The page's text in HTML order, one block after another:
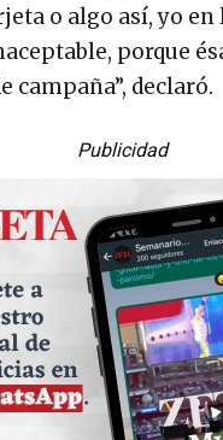
o algo así, yo
porque
campaña”, declaró.
Publicidad